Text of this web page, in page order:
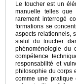
Le toucher est un
manuelle telles que
rarement interrogé
formations se
aspects relationnels,
statut du toucher
phénoménologie du
compétence
responsabilité et
philosophie du corps
comme une pratique